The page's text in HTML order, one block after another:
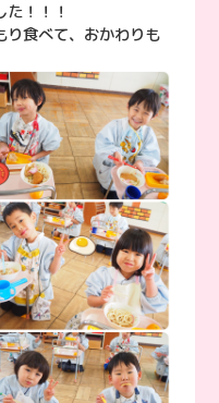
！！！
食べて、おかわりも